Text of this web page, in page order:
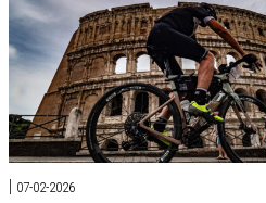
| 07-02-2026